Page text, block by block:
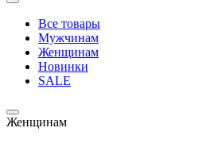
Все товары
Мужчинам
Женщинам
Новинки
SALE
Женщинам